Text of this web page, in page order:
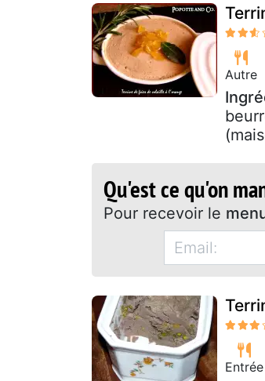
Autre
Qu'est ce qu'on
Pour recevoir le
Entrée